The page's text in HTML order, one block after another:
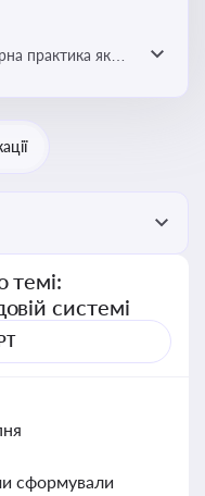
практика як
спорів та
темі:
системі
сформували